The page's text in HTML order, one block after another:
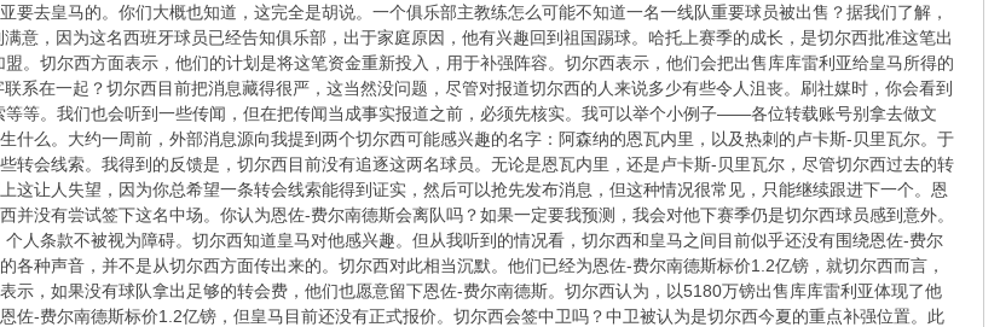
要去皇马的。你们大概也知道，这完全是胡说。一个俱乐部主教练怎么可能不知道一名一线队重要球员被出售？据我们了解，
意，因为这名西班牙球员已经告知俱乐部，出于家庭原因，他有兴趣回到祖国踢球。哈托上赛季的成长，是切尔西批准这笔出
。切尔西方面表示，他们的计划是将这笔资金重新投入，用于补强阵容。切尔西表示，他们会把出售库库雷利亚给皇马所得的
系在一起？切尔西目前把消息藏得很严，这当然没问题，尽管对报道切尔西的人来说多少有些令人沮丧。刷社媒时，你会看到
等。我们也会听到一些传闻，但在把传闻当成事实报道之前，必须先核实。我可以举个小例子——各位转载账号别拿去做文
么。大约一周前，外部消息源向我提到两个切尔西可能感兴趣的名字：阿森纳的恩瓦内里，以及热刺的卢卡斯-贝里瓦尔。于
转会线索。我得到的反馈是，切尔西目前没有追逐这两名球员。无论是恩瓦内里，还是卢卡斯-贝里瓦尔，尽管切尔西过去的转
这让人失望，因为你总希望一条转会线索能得到证实，然后可以抢先发布消息，但这种情况很常见，只能继续跟进下一个。恩
并没有尝试签下这名中场。你认为恩佐-费尔南德斯会离队吗？如果一定要我预测，我会对他下赛季仍是切尔西球员感到意外。
人条款不被视为障碍。切尔西知道皇马对他感兴趣。但从我听到的情况看，切尔西和皇马之间目前似乎还没有围绕恩佐-费尔
各种声音，并不是从切尔西方面传出来的。切尔西对此相当沉默。他们已经为恩佐-费尔南德斯标价1.2亿镑，就切尔西而言，
示，如果没有球队拿出足够的转会费，他们也愿意留下恩佐-费尔南德斯。切尔西认为，以5180万镑出售库库雷利亚体现了他
佐-费尔南德斯标价1.2亿镑，但皇马目前还没有正式报价。切尔西会签中卫吗？中卫被认为是切尔西今夏的重点补强位置。此